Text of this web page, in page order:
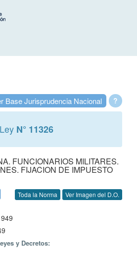
?
Base Jurisprudencia Nacional
Ley N° 11326
FUNCIONARIOS MILITARES.
FIJACION DE IMPUESTO
Toda la Norma Ver Imagen del D.O.
y Decretos: